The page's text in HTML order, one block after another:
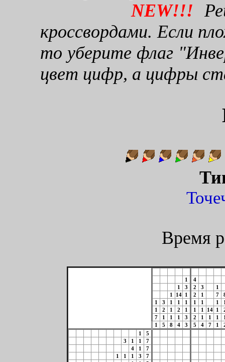
NEW!!!
кроссвордами. Если
то уберите флаг
цвет цифр, а цифры
Время
1
4
1
3 2 3
1
1
14 1 2 1 7
1
3 1 1 1 1 1 1
1
2 1 2 1 1 1 14 1
7
1 1 1 3 2 1 1 1
1
5 8 4 3 5 4 7 1
1
5
3
1 1
7
4
1
7
1
1 1 3
7